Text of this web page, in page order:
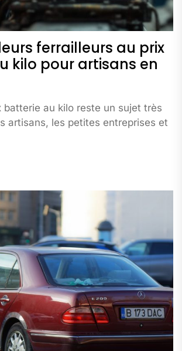
ferrailleurs au prix
kilo pour artisans en
batterie au kilo reste un sujet très
artisans, les petites entreprises et